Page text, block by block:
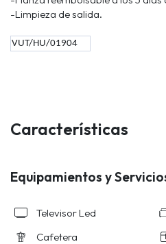
-Limpieza de salida.
VUT/HU/01904
Características
Equipamientos y
Televisor Led
Cafetera